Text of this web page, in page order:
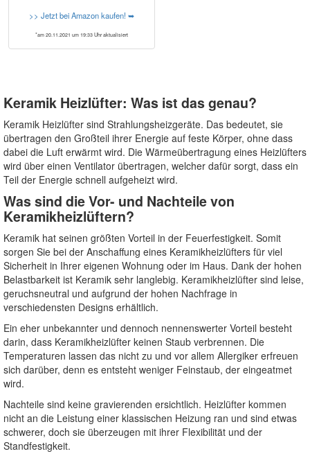
>> Jetzt bei Amazon kaufen! ➥
*am 20.11.2021 um 19:33 Uhr aktualisiert
Keramik Heizlüfter: Was ist das genau?
Keramik Heizlüfter sind Strahlungsheizgeräte. Das bedeutet, sie
übertragen den Großteil ihrer Energie auf feste Körper, ohne dass
dabei die Luft erwärmt wird. Die Wärmeübertragung eines Heizlüfters
wird über einen Ventilator übertragen, welcher dafür sorgt, dass ein
Teil der Energie schnell aufgeheizt wird.
Was sind die Vor- und Nachteile von
Keramikheizlüftern?
Keramik hat seinen größten Vorteil in der Feuerfestigkeit. Somit
sorgen Sie bei der Anschaffung eines Keramikheizlüfters für viel
Sicherheit in Ihrer eigenen Wohnung oder im Haus. Dank der hohen
Belastbarkeit ist Keramik sehr langlebig. Keramikheizlüfter sind leise,
geruchsneutral und aufgrund der hohen Nachfrage in
verschiedensten Designs erhältlich.
Ein eher unbekannter und dennoch nennenswerter Vorteil besteht
darin, dass Keramikheizlüfter keinen Staub verbrennen. Die
Temperaturen lassen das nicht zu und vor allem Allergiker erfreuen
sich darüber, denn es entsteht weniger Feinstaub, der eingeatmet
wird.
Nachteile sind keine gravierenden ersichtlich. Heizlüfter kommen
nicht an die Leistung einer klassischen Heizung ran und sind etwas
schwerer, doch sie überzeugen mit ihrer Flexibilität und der
Standfestigkeit.